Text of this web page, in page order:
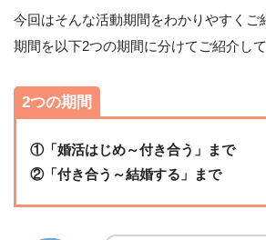
今回はそんな活動期間をわかりやすくご
期間を以下2つの期間に分けてご紹介して
2つの期間
①「婚活はじめ～付き合う」まで
②「付き合う～結婚する」まで